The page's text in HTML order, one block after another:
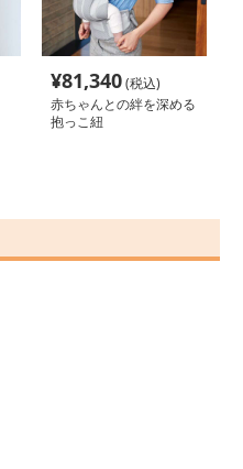
¥81,340(税込)
赤ちゃんとの絆を深める
抱っこ紐